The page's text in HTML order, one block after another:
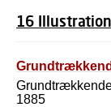
16
1885